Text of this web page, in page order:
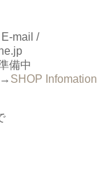
mail /
備中
→ SHOP Infomation